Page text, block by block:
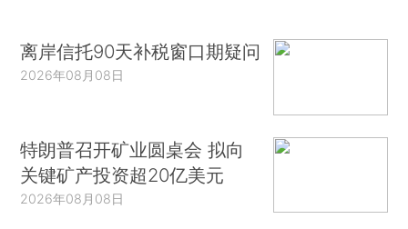
离岸信托90天补税窗口期疑问
2026年08月08日
特朗普召开矿业圆桌会 拟向
关键矿产投资超20亿美元
2026年08月08日